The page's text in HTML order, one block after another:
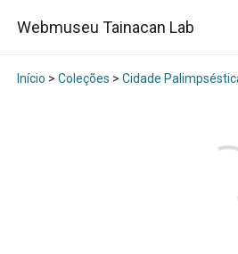
Webmuseu Tainacan Lab
Início > Coleções > Cidade